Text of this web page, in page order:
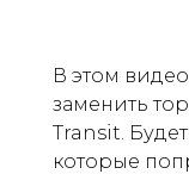
В этом
заменить
Transit.
которые